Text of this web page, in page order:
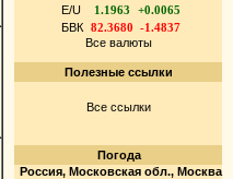
E/U
1.1963
+0.0065
БВК 82.3680 -1.4837
Все валюты
Полезные ссылки
Все ссылки
Погода
Россия, Московская обл., Москва